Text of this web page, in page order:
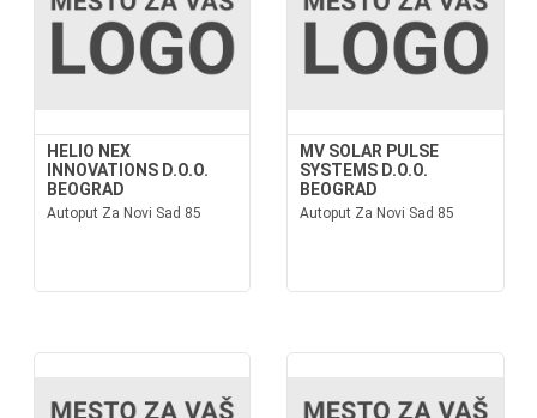
HELIO NEX
INNOVATIONS D.O.O.
BEOGRAD
Autoput Za Novi Sad 85
MV SOLAR PULSE
SYSTEMS D.O.O.
BEOGRAD
Autoput Za Novi Sad 85